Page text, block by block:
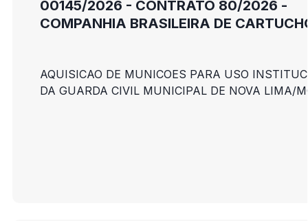
00145/2026 - CONTRATO 80/2026 -
COMPANHIA BRASILEIRA DE
AQUISICAO DE MUNICOES PARA USO
DA GUARDA CIVIL MUNICIPAL DE NOVA LIMA/